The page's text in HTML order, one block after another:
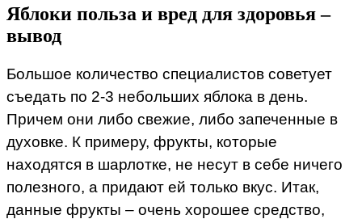
Яблоки польза и вред для здоровья –
вывод
Большое количество специалистов советует
съедать по 2-3 небольших яблока в день.
Причем они либо свежие, либо запеченные в
духовке. К примеру, фрукты, которые
находятся в шарлотке, не несут в себе ничего
полезного, а придают ей только вкус. Итак,
данные фрукты – очень хорошее средство,